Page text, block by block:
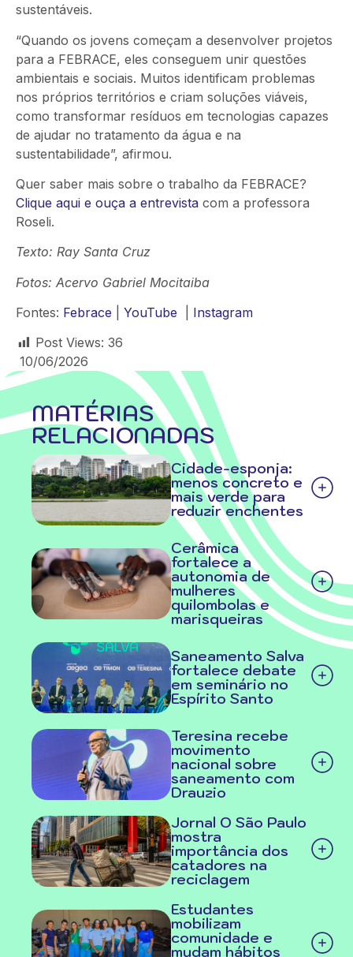
sustentáveis.
“Quando os jovens começam a desenvolver projetos
para a FEBRACE, eles conseguem unir questões
ambientais e sociais. Muitos identificam problemas
nos próprios territórios e criam soluções viáveis,
como transformar resíduos em tecnologias capazes
de ajudar no tratamento da água e na
sustentabilidade”, afirmou.
Quer saber mais sobre o trabalho da FEBRACE?
Clique aqui e ouça a entrevista com a professora
Roseli.
Texto: Ray Santa Cruz
Fotos: Acervo Gabriel Mocitaiba
Fontes: Febrace YouTube
Instagram
Post Views: 36
10/06/2026
MATÉRIAS
RELACIONADAS
Cidade-esponja:
menos concreto e
mais verde para
reduzir enchentes
Cerâmica
fortalece a
autonomia de
mulheres
quilombolas e
marisqueiras
Saneamento Salva
fortalece debate
em seminário no
Espírito Santo
Teresina recebe
movimento
nacional sobre
saneamento com
Drauzio
Jornal O São Paulo
mostra
importância dos
catadores na
reciclagem
Estudantes
mobilizam
comunidade e
mudam hábitos